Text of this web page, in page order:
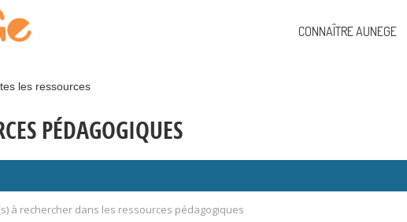
CONNAÎTRE AUNEGE
les ressources
PÉDAGOGIQUES